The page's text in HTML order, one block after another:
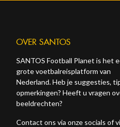
OVER SANTOS
SANTOS Football Planet is het
grote voetbalreisplatform van
Nederland. Heb je suggesties,
opmerkingen? Heeft u vragen
beeldrechten?
Contact ons via onze socials of